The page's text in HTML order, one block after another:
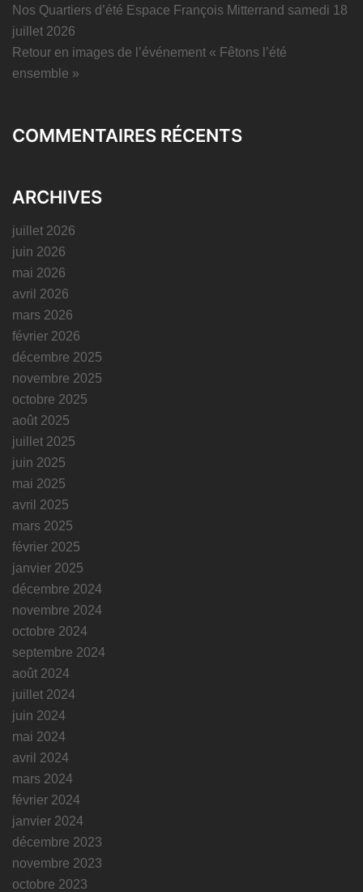
Nos Quartiers d’été Espace François Mitterrand samedi 18
juillet 2026
Retour en images de l’événement « Fêtons l’été
ensemble »
COMMENTAIRES RÉCENTS
ARCHIVES
juillet 2026
juin 2026
mai 2026
avril 2026
mars 2026
février 2026
décembre 2025
novembre 2025
octobre 2025
août 2025
juillet 2025
juin 2025
mai 2025
avril 2025
mars 2025
février 2025
janvier 2025
décembre 2024
novembre 2024
octobre 2024
septembre 2024
août 2024
juillet 2024
juin 2024
mai 2024
avril 2024
mars 2024
février 2024
janvier 2024
décembre 2023
novembre 2023
octobre 2023